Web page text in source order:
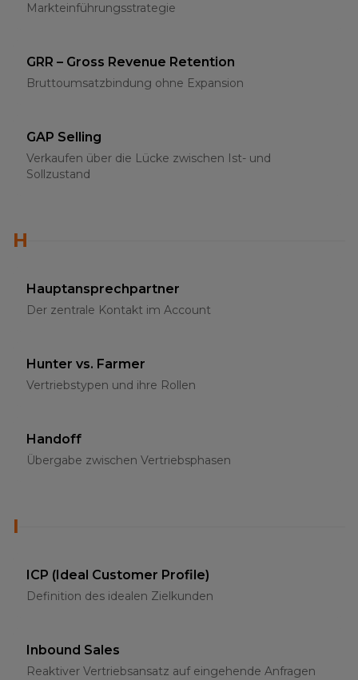
Markteinführungsstrategie
GRR – Gross Revenue Retention
Bruttoumsatzbindung ohne Expansion
GAP Selling
Verkaufen über die Lücke zwischen Ist- und
Sollzustand
H
Hauptansprechpartner
Der zentrale Kontakt im Account
Hunter vs. Farmer
Vertriebstypen und ihre Rollen
Handoff
Übergabe zwischen Vertriebsphasen
I
ICP (Ideal Customer Profile)
Definition des idealen Zielkunden
Inbound Sales
Reaktiver Vertriebsansatz auf eingehende Anfragen